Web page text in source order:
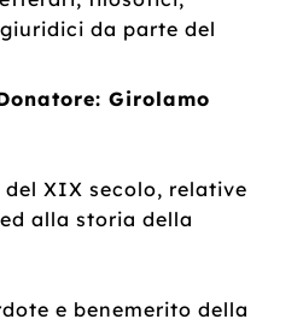
da parte del
Girolamo
XIX secolo, relative
alla storia della
e benemerito della